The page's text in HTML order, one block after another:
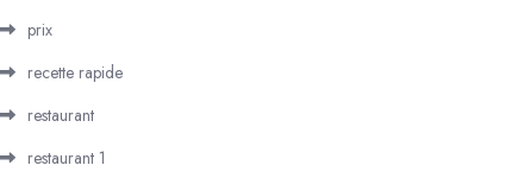
prix
recette rapide
restaurant
restaurant 1